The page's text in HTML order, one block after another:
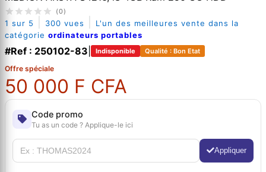
(0)
1 sur 5 300 vues
L'un des meilleures vente dans la
catégorie ordinateurs portables
#Ref : 250102-83 Indisponible Qualité : Bon Etat
Offre spéciale
50 000 F CFA
Code promo
Tu as un code ? Applique-le ici
Appliquer